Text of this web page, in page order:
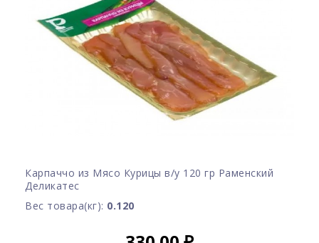
Карпаччо из Мясо Курицы в/у 120 гр Раменский
Деликатес
Вес товара(кг): 0.120